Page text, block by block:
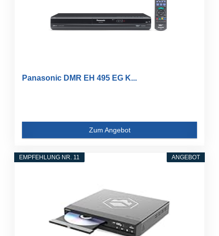
Panasonic DMR EH 495 EG K...
Zum Angebot
ANGEBOT
EMPFEHLUNG NR. 11